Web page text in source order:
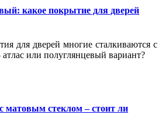
какое покрытие для дверей
для дверей многие сталкиваются с
или полуглянцевый вариант?
матовым стеклом – стоит ли